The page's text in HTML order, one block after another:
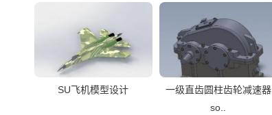
SU飞机模型设计
一级直齿圆柱齿轮减速器
so..